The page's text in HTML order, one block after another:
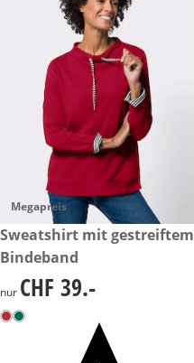
Megapreis
CHF 39.-
Sweatshirt mit gestreiftem
Bindeband
CHF 39.-
nur CHF 39.-